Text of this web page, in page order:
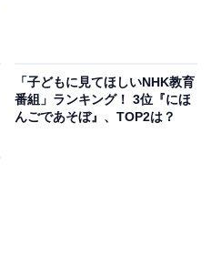
「子どもに見てほしいNHK教育
番組」ランキング！ 3位『にほ
んごであそぼ』、TOP2は？